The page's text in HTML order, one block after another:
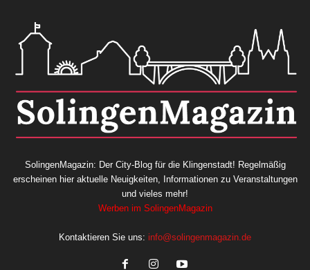
SolingenMagazin: Der City-Blog für die Klingenstadt! Regelmäßig
erscheinen hier aktuelle Neuigkeiten, Informationen zu Veranstaltungen
und vieles mehr!
Werben im SolingenMagazin
Kontaktieren Sie uns: info@solingenmagazin.de